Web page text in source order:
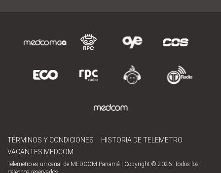
TÉRMINOS Y CONDICIONES
HISTORIA DE TELEMETRO
VACANTES MEDCOM
Telemetro es un canal de MEDCOM Panamá | Copyright © 2026. Todos los